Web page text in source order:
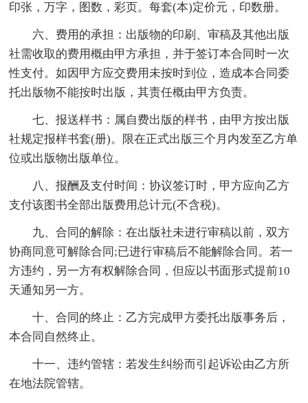
印张，万字，图数，彩页。每套(本)定价元，印数册。
六、费用的承担：出版物的印刷、审稿及其他出版
社需收取的费用概由甲方承担，并于签订本合同时一次
性支付。如因甲方应交费用未按时到位，造成本合同委
托出版物不能按时出版，其责任概由甲方负责。
七、报送样书：属自费出版的样书，由甲方按出版
社规定报样书套(册)。限在正式出版三个月内发至乙方单
位或出版物出版单位。
八、报酬及支付时间：协议签订时，甲方应向乙方
支付该图书全部出版费用总计元(不含税)。
九、合同的解除：在出版社未进行审稿以前，双方
协商同意可解除合同;已进行审稿后不能解除合同。若一
方违约，另一方有权解除合同，但应以书面形式提前10
天通知另一方。
十、合同的终止：乙方完成甲方委托出版事务后，
本合同自然终止。
十一、违约管辖：若发生纠纷而引起诉讼由乙方所
在地法院管辖。